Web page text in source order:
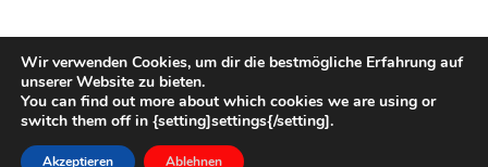
Sammlungsgut
gestartet
Copyright © 2026Heimatverein Overledingerland e.V.
powered by
Wir verwenden Cookies, um dir die bestmögliche Erfahrung auf
unserer Website zu bieten.
You can find out more about which cookies we are using or
switch them off in {setting]settings{/setting].
Akzeptieren Ablehnen